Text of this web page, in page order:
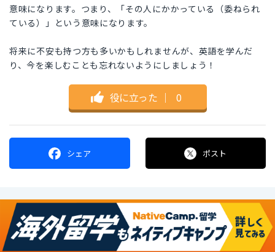
意味になります。つまり、「その人にかかっている（委ねられ
ている）」という意味になります。
将来に不安も持つ方も多いかもしれませんが、英語を学んだ
り、今を楽しむことも忘れないようにしましょう！
役に立った ｜ 0
シェア ポスト